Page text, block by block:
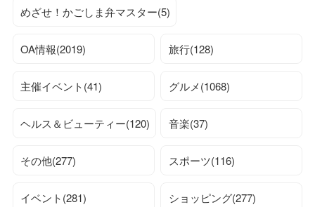
めざせ！かごしま弁マスター(5)
OA情報(2019) 旅行(128)
主催イベント(41) グルメ(1068)
ヘルス＆ビューティー(120) 音楽(37)
その他(277) スポーツ(116)
イベント(281) ショッピング(277)